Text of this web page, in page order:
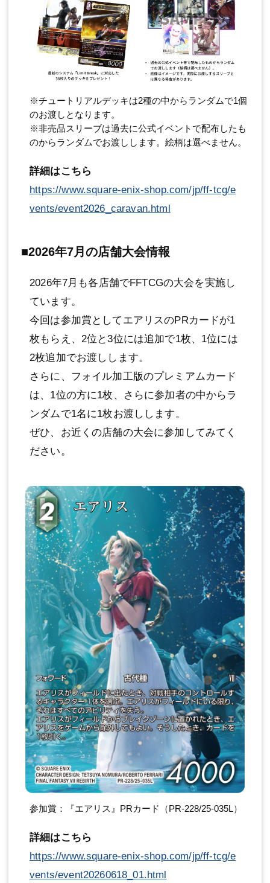
※チュートリアルデッキは2種の中からランダムで1個
のお渡しとなります。
※非売品スリーブは過去に公式イベントで配布したも
のからランダムでお渡しします。絵柄は選べません。
詳細はこちら
https://www.square-enix-shop.com/jp/ff-tcg/e
vents/event2026_caravan.html
■2026年7月の店舗大会情報
2026年7月も各店舗でFFTCGの大会を実施し
ています。
今回は参加賞としてエアリスのPRカードが1
枚もらえ、2位と3位には追加で1枚、1位には
2枚追加でお渡しします。
さらに、フォイル加工版のプレミアムカード
は、1位の方に1枚、さらに参加者の中からラ
ンダムで1名に1枚お渡しします。
ぜひ、お近くの店舗の大会に参加してみてく
ださい。
参加賞：『エアリス』PRカード（PR-228/25-035L）
詳細はこちら
https://www.square-enix-shop.com/jp/ff-tcg/e
vents/event20260618_01.html